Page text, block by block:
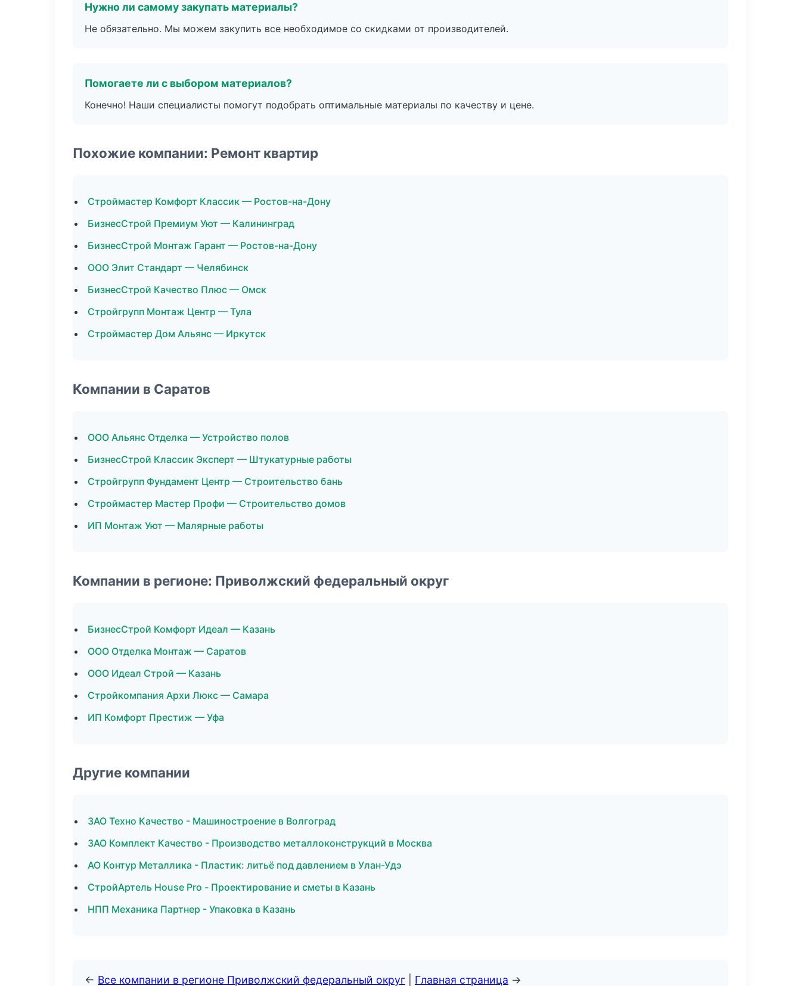
Нужно ли самому закупать материалы?
Не обязательно. Мы можем закупить все необходимое со скидками от производителей.
Помогаете ли с выбором материалов?
Конечно! Наши специалисты помогут подобрать оптимальные материалы по качеству и цене.
Похожие компании: Ремонт квартир
Строймастер Комфорт Классик — Ростов-на-Дону
БизнесСтрой Премиум Уют — Калининград
БизнесСтрой Монтаж Гарант — Ростов-на-Дону
ООО Элит Стандарт — Челябинск
БизнесСтрой Качество Плюс — Омск
Стройгрупп Монтаж Центр — Тула
Строймастер Дом Альянс — Иркутск
Компании в Саратов
ООО Альянс Отделка — Устройство полов
БизнесСтрой Классик Эксперт — Штукатурные работы
Стройгрупп Фундамент Центр — Строительство бань
Строймастер Мастер Профи — Строительство домов
ИП Монтаж Уют — Малярные работы
Компании в регионе: Приволжский федеральный округ
БизнесСтрой Комфорт Идеал — Казань
ООО Отделка Монтаж — Саратов
ООО Идеал Строй — Казань
Стройкомпания Архи Люкс — Самара
ИП Комфорт Престиж — Уфа
Другие компании
ЗАО Техно Качество - Машиностроение в Волгоград
ЗАО Комплект Качество - Производство металлоконструкций в Москва
АО Контур Металлика - Пластик: литьё под давлением в Улан-Удэ
СтройАртель House Pro - Проектирование и сметы в Казань
НПП Механика Партнер - Упаковка в Казань
← Все компании в регионе Приволжский федеральный округ Главная страница →